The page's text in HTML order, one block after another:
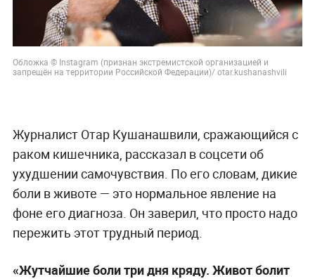
Обложка © Instagram (признан экстремистской организацией и
запрещён на территории Российской Федерации)/ otar.kushanashvili
Журналист Отар Кушанашвили, сражающийся с
раком кишечника, рассказал в соцсети об
ухудшении самочувствия. По его словам, дикие
боли в животе — это нормальное явление на
фоне его диагноза. Он заверил, что просто надо
пережить этот трудный период.
«Жутчайшие боли три дня кряду. Живот болит